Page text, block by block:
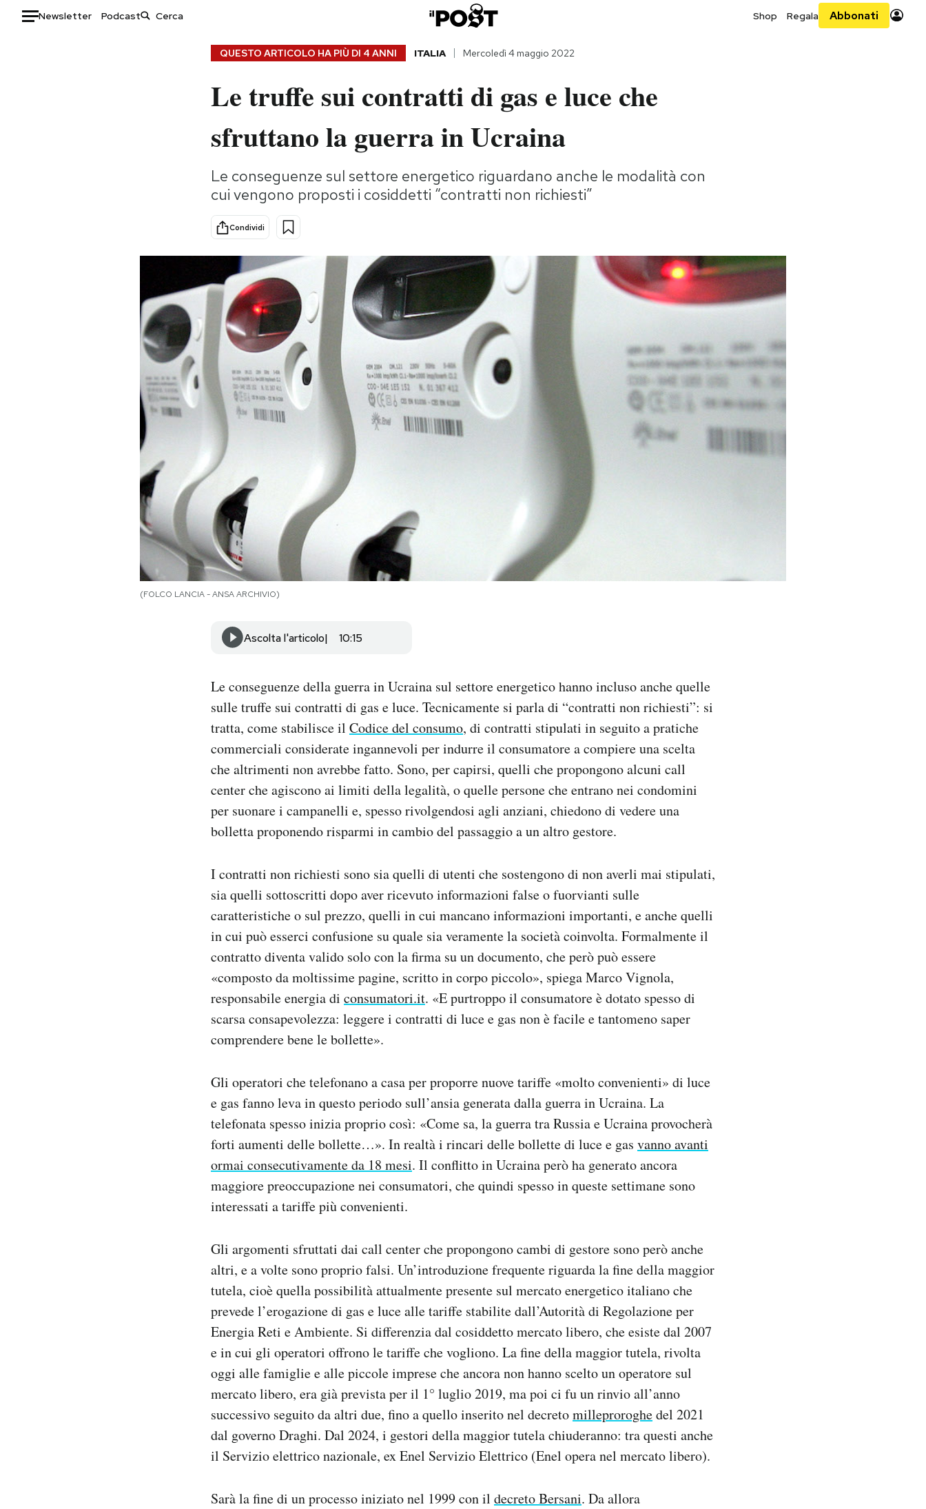
Newsletter Podcast Shop Regala Abbonati
Storie/Idee
Ok Boomer!
Altrecose
Mondiali calcio 2026
AREA PERSONALE
QUESTO ARTICOLO HA PIÙ DI 4 ANNI ITALIA Mercoledì 4 maggio 2022
Le truffe sui contratti di gas e luce che
sfruttano la guerra in Ucraina
Le conseguenze sul settore energetico riguardano anche le modalità con
cui vengono proposti i cosiddetti “contratti non richiesti”
Condividi
(FOLCO LANCIA - ANSA ARCHIVIO)
Ascolta l'articolo 10:15
Le conseguenze della guerra in Ucraina sul settore energetico hanno incluso anche quelle
sulle truffe sui contratti di gas e luce. Tecnicamente si parla di “contratti non richiesti”: si
tratta, come stabilisce il Codice del consumo, di contratti stipulati in seguito a pratiche
commerciali considerate ingannevoli per indurre il consumatore a compiere una scelta
che altrimenti non avrebbe fatto. Sono, per capirsi, quelli che propongono alcuni call
center che agiscono ai limiti della legalità, o quelle persone che entrano nei condomini
per suonare i campanelli e, spesso rivolgendosi agli anziani, chiedono di vedere una
bolletta proponendo risparmi in cambio del passaggio a un altro gestore.
I contratti non richiesti sono sia quelli di utenti che sostengono di non averli mai stipulati,
sia quelli sottoscritti dopo aver ricevuto informazioni false o fuorvianti sulle
caratteristiche o sul prezzo, quelli in cui mancano informazioni importanti, e anche quelli
in cui può esserci confusione su quale sia veramente la società coinvolta. Formalmente il
contratto diventa valido solo con la firma su un documento, che però può essere
«composto da moltissime pagine, scritto in corpo piccolo», spiega Marco Vignola,
responsabile energia di consumatori.it. «E purtroppo il consumatore è dotato spesso di
scarsa consapevolezza: leggere i contratti di luce e gas non è facile e tantomeno saper
comprendere bene le bollette».
Gli operatori che telefonano a casa per proporre nuove tariffe «molto convenienti» di luce
e gas fanno leva in questo periodo sull’ansia generata dalla guerra in Ucraina. La
telefonata spesso inizia proprio così: «Come sa, la guerra tra Russia e Ucraina provocherà
forti aumenti delle bollette…». In realtà i rincari delle bollette di luce e gas vanno avanti
ormai consecutivamente da 18 mesi. Il conflitto in Ucraina però ha generato ancora
maggiore preoccupazione nei consumatori, che quindi spesso in queste settimane sono
interessati a tariffe più convenienti.
Gli argomenti sfruttati dai call center che propongono cambi di gestore sono però anche
altri, e a volte sono proprio falsi. Un’introduzione frequente riguarda la fine della maggior
tutela, cioè quella possibilità attualmente presente sul mercato energetico italiano che
prevede l’erogazione di gas e luce alle tariffe stabilite dall’Autorità di Regolazione per
Energia Reti e Ambiente. Si differenzia dal cosiddetto mercato libero, che esiste dal 2007
e in cui gli operatori offrono le tariffe che vogliono. La fine della maggior tutela, rivolta
oggi alle famiglie e alle piccole imprese che ancora non hanno scelto un operatore sul
mercato libero, era già prevista per il 1° luglio 2019, ma poi ci fu un rinvio all’anno
successivo seguito da altri due, fino a quello inserito nel decretomilleproroghedel 2021
dal governo Draghi. Dal 2024, i gestori della maggior tutela chiuderanno: tra questi anche
il Servizio elettrico nazionale, ex Enel Servizio Elettrico (Enel opera nel mercato libero).
Sarà la fine di un processo iniziato nel 1999 con il decreto Bersani. Da allora